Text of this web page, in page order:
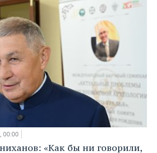
00:00
«Как бы ни говорили,